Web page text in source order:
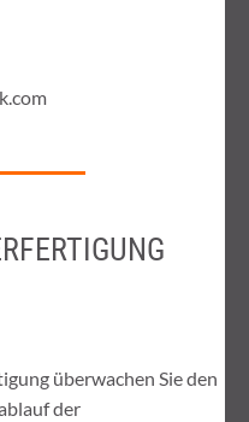
überwachen Sie den
der